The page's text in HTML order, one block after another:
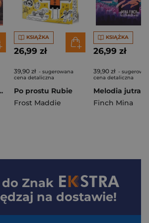
Tom 3
KSIĄŻKA
26,99 zł
39,90 zł - sugerowana
cena detaliczna
Po prostu Rubie
Frost Maddie
KSIĄŻKA
26,99 zł
39,90 zł -
cena detaliczna
Finch Mina
do Znak
na dostawie!